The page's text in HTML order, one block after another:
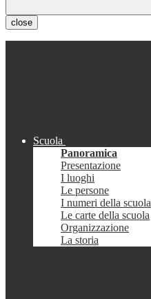
close
Scuola
Panoramica
Presentazione
I luoghi
Le persone
I numeri della scuola
Le carte della scuola
Organizzazione
La storia